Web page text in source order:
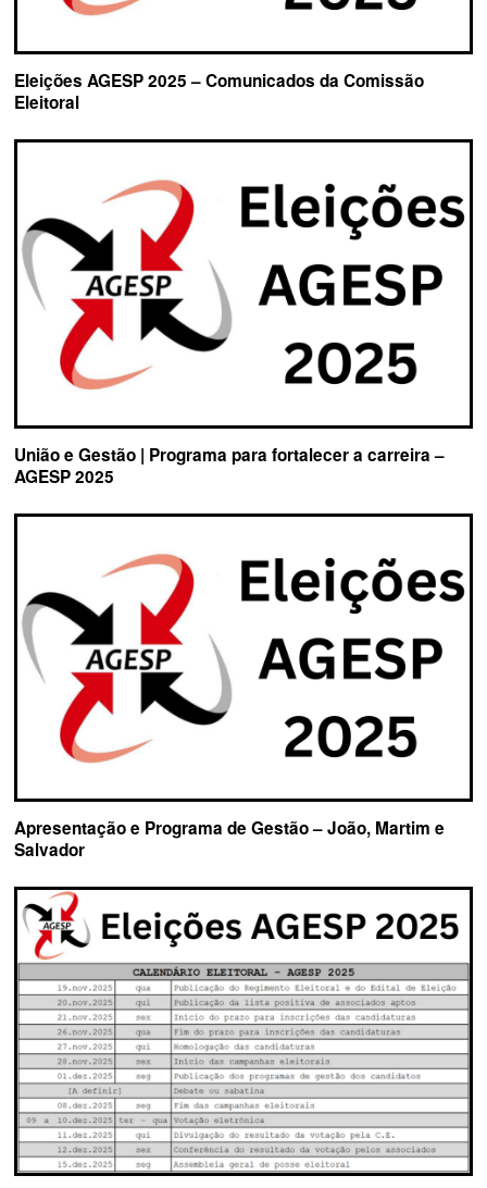
Eleições AGESP 2025 – Comunicados da Comissão
Eleitoral
União e Gestão | Programa para fortalecer a carreira –
AGESP 2025
Apresentação e Programa de Gestão – João, Martim e
Salvador